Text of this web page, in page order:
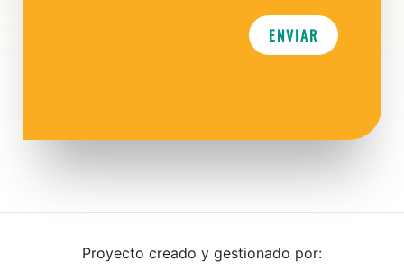
Proyecto creado y gestionado por: